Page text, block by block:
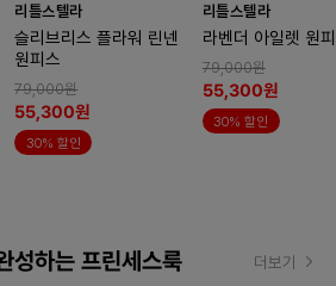
리틀스텔라
슬리브리스 플라워 린넨
원피스
79,000원
55,300원
30% 할인
리틀스텔라
라벤더 아일렛 원
79,000원
55,300원
30% 할인
성하는 프린세스룩 더보기